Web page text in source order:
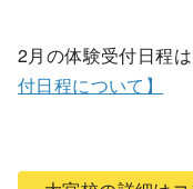
2月の体験受付日程
付日程について】